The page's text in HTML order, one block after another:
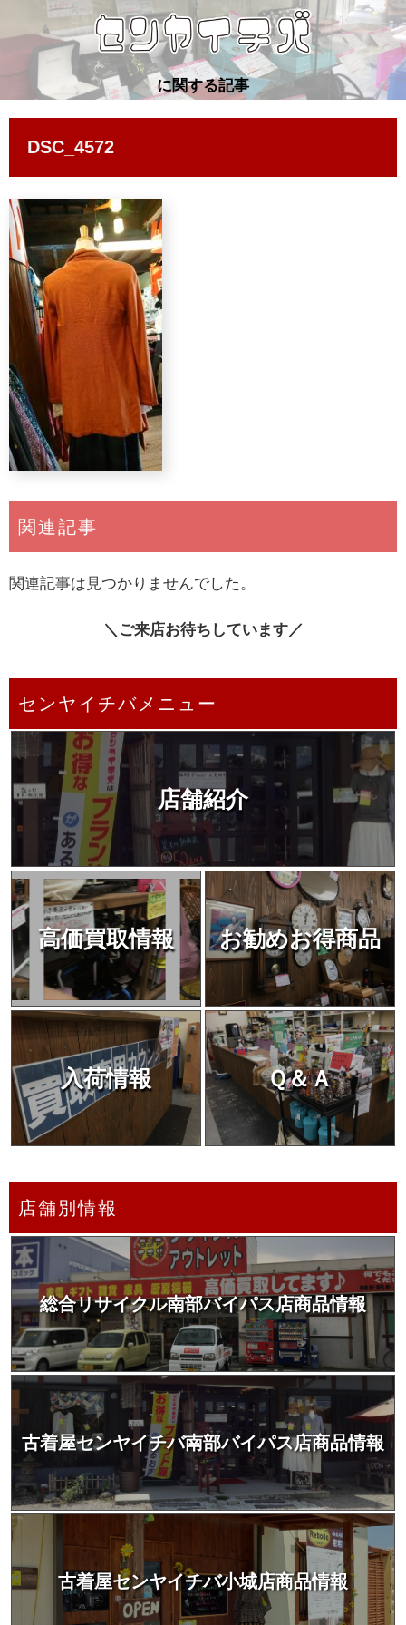
に関する記事
DSC_4572
関連記事
関連記事は見つかりませんでした。
＼ご来店お待ちしています／
センヤイチバメニュー
店舗紹介
高価買取情報 お勧めお得商品
入荷情報 Ｑ＆Ａ
店舗別情報
総合リサイクル南部バイパス店商品情報
古着屋センヤイチバ南部バイパス店商品情報
古着屋センヤイチバ小城店商品情報